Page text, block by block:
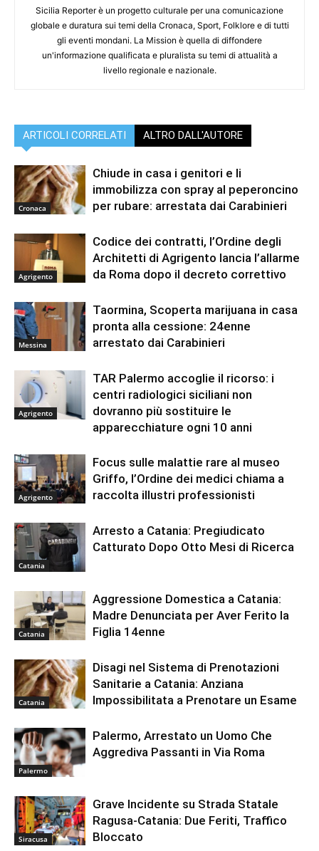
Sicilia Reporter è un progetto culturale per una comunicazione
globale e duratura sui temi della Cronaca, Sport, Folklore e di tutti
gli eventi mondani. La Mission è quella di diffondere
un'informazione qualificata e pluralista su temi di attualità a
livello regionale e nazionale.
ARTICOLI CORRELATI ALTRO DALL'AUTORE
Cronaca
Chiude in casa i genitori e li
immobilizza con spray al peperoncino
per rubare: arrestata dai Carabinieri
Agrigento
Codice dei contratti, l’Ordine degli
Architetti di Agrigento lancia l’allarme
da Roma dopo il decreto correttivo
Messina
Taormina, Scoperta marijuana in casa
pronta alla cessione: 24enne
arrestato dai Carabinieri
Agrigento
TAR Palermo accoglie il ricorso: i
centri radiologici siciliani non
dovranno più sostituire le
apparecchiature ogni 10 anni
Agrigento
Focus sulle malattie rare al museo
Griffo, l’Ordine dei medici chiama a
raccolta illustri professionisti
Catania
Arresto a Catania: Pregiudicato
Catturato Dopo Otto Mesi di Ricerca
Catania
Aggressione Domestica a Catania:
Madre Denunciata per Aver Ferito la
Figlia 14enne
Catania
Disagi nel Sistema di Prenotazioni
Sanitarie a Catania: Anziana
Impossibilitata a Prenotare un Esame
Palermo
Palermo, Arrestato un Uomo Che
Aggrediva Passanti in Via Roma
Siracusa
Grave Incidente su Strada Statale
Ragusa-Catania: Due Feriti, Traffico
Bloccato